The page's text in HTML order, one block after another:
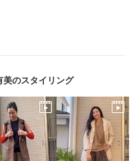
美のスタイリング